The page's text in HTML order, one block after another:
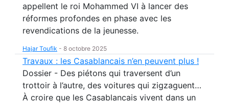
appellent le roi Mohammed VI à lancer des
réformes profondes en phase avec les
revendications de la jeunesse.
Hajar Toufik - 8 octobre 2025
Travaux : les Casablancais n’en peuvent plus !
Dossier - Des piétons qui traversent d’un
trottoir à l’autre, des voitures qui zigzaguent…
À croire que les Casablancais vivent dans un